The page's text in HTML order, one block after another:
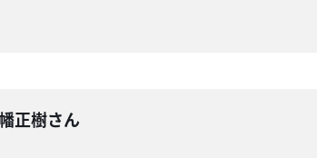
正樹さん